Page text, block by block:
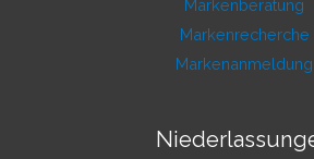
Markenberatung
Markenrecherche
Markenanmeldung